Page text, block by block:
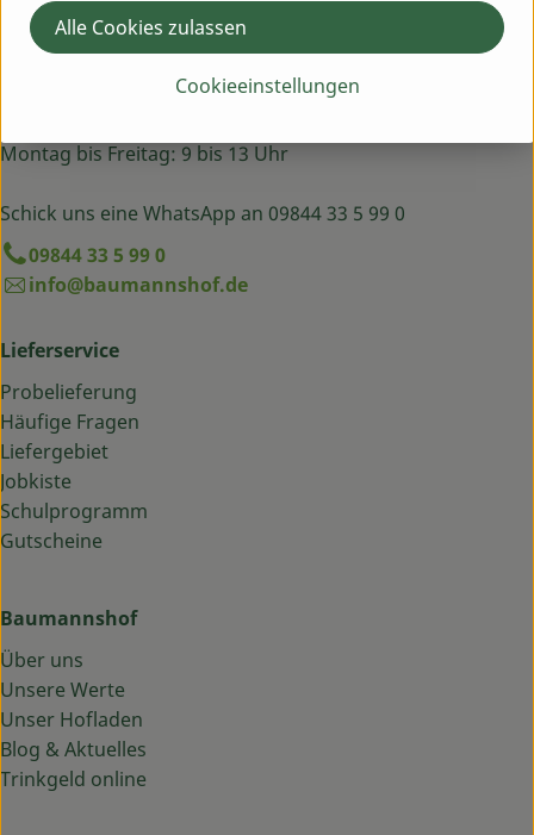
Du hast eine Frage? Wir helfen dir gern:
Montag bis Freitag: 9 bis 13 Uhr
Schick uns eine WhatsApp an 09844 33 5 99 0
09844 33 5 99 0
info@baumannshof.de
Lieferservice
Probelieferung
Häufige Fragen
Liefergebiet
Jobkiste
Schulprogramm
Gutscheine
Baumannshof
Über uns
Unsere Werte
Unser Hofladen
Blog & Aktuelles
Trinkgeld online
Cookieeinstellungen
Alle Cookies zulassen